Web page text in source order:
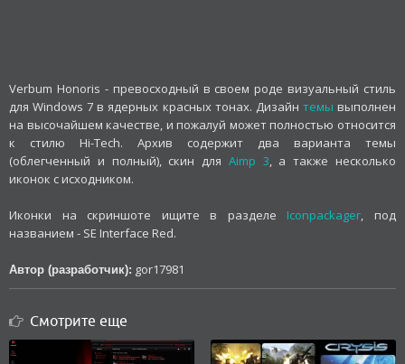
Verbum Honoris - превосходный в своем роде визуальный стиль
для Windows 7 в ядерных красных тонах. Дизайн темы выполнен
на высочайшем качестве, и пожалуй может полностью относится
к стилю Hi-Tech. Архив содержит два варианта темы
(облегченный и полный), скин для Aimp 3, а также несколько
иконок с исходником.
Иконки на скриншоте ищите в разделе Iconpackager, под
названием - SE Interface Red.
Автор (разработчик): gor17981
Смотрите еще